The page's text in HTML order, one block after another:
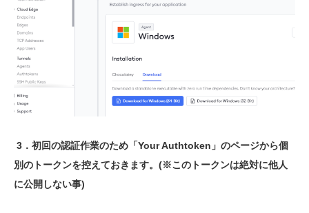
3．初回の認証作業のため「Your Authtoken」のページから個
別のトークンを控えておきます。(※このトークンは絶対に他人
に公開しない事)